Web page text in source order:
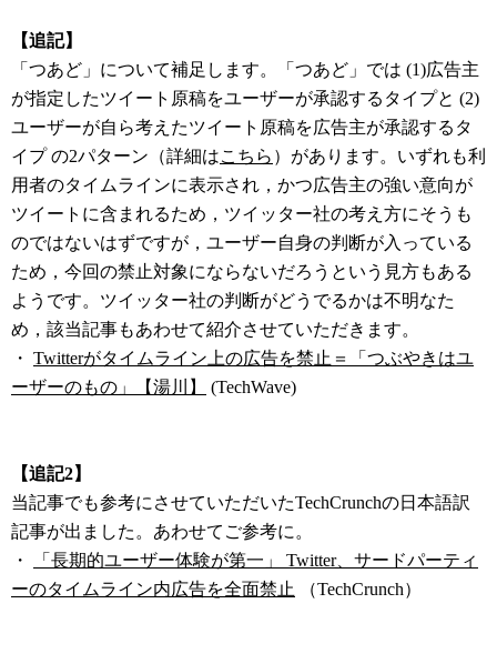
【追記】
「つあど」について補足します。「つあど」では (1)広告主
が指定したツイート原稿をユーザーが承認するタイプと (2)
ユーザーが自ら考えたツイート原稿を広告主が承認するタ
イプ の2パターン（詳細はこちら ）があります。いずれも利
用者のタイムラインに表示され，かつ広告主の強い意向が
ツイートに含まれるため，ツイッター社の考え方にそうも
のではないはずですが，ユーザー自身の判断が入っている
ため，今回の禁止対象にならないだろうという見方もある
ようです。ツイッター社の判断がどうでるかは不明なた
め，該当記事もあわせて紹介させていただきます。
・ Twitterがタイムライン上の広告を禁止＝「つぶやきはユ
ーザーのもの」【湯川】
(TechWave)
【追記2】
当記事でも参考にさせていただいたTechCrunchの日本語訳
記事が出ました。あわせてご参考に。
・
「長期的ユーザー体験が第一」 Twitter、サードパーティ
ーのタイムライン内広告を全面禁止
（TechCrunch）